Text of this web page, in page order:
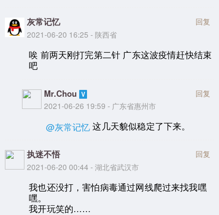
灰常记忆
2021-06-20 16:25 - 陕西省
回复
唉 前两天刚打完第二针 广东这波疫情赶快结束
吧
Mr.Chou
2021-06-26 19:59 - 广东省惠州市
回复
@灰常记忆 这几天貌似稳定了下来。
执迷不悟
2021-06-20 00:44 - 湖北省武汉市
回复
我也还没打，害怕病毒通过网线爬过来找我嘿
嘿。
我开玩笑的……